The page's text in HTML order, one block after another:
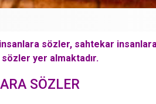
sözler, sahtekar
yer almaktadır.
SÖZLER